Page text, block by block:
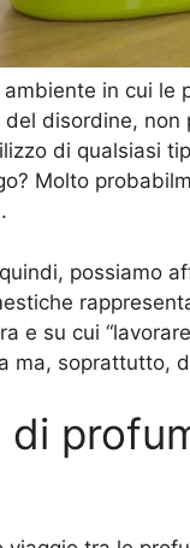
ambiente in cui
del disordine,
di qualsiasi
Molto
possiamo
e su cui
ma, soprattutto,
di